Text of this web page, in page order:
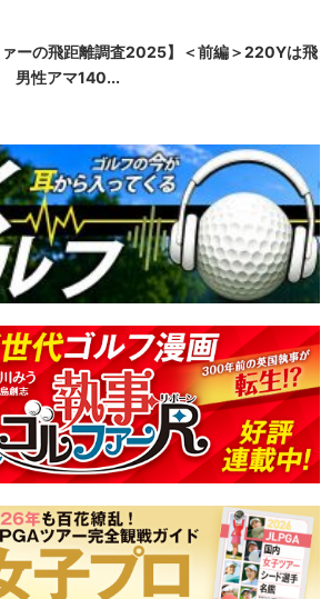
ァーの飛距離調査2025】＜前編＞220Yは飛
男性アマ140...